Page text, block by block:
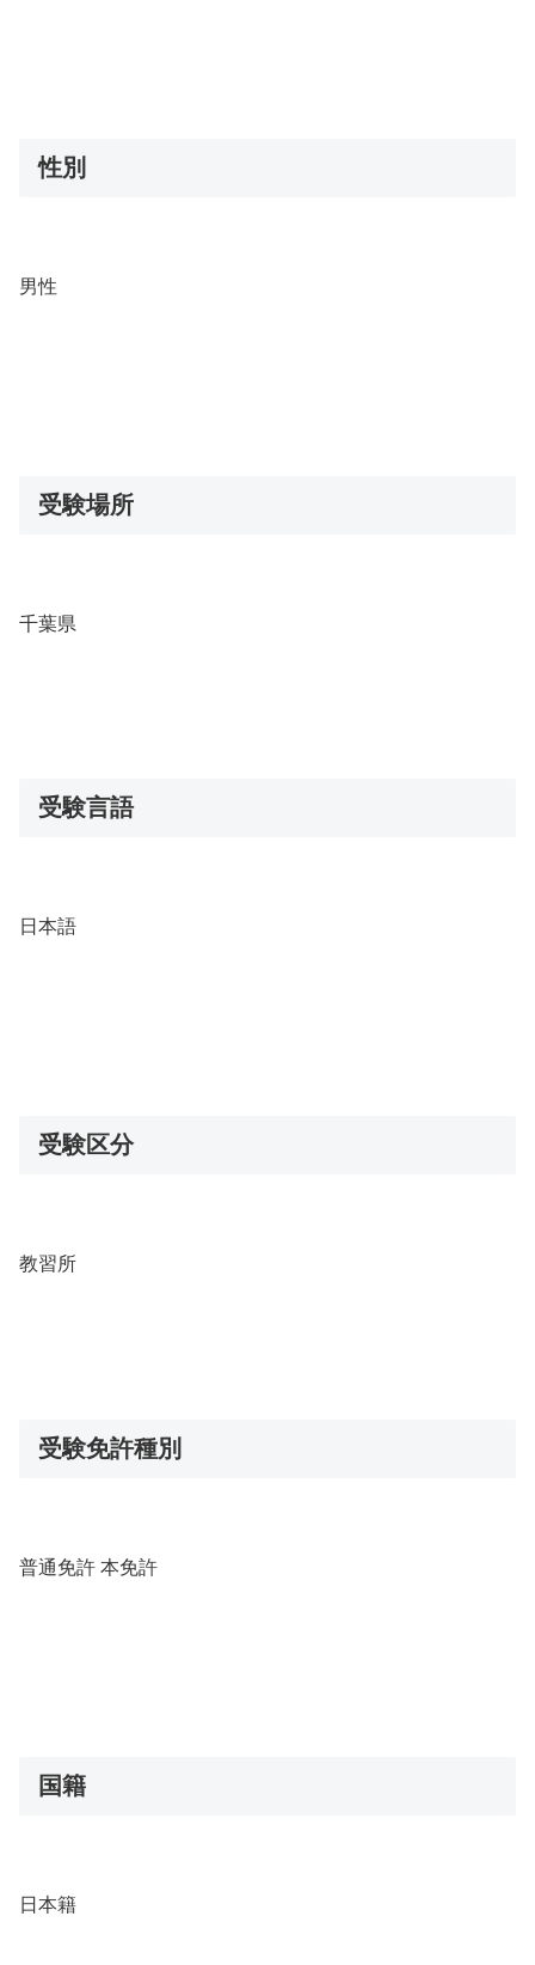
性別
男性
受験場所
千葉県
受験言語
日本語
受験区分
教習所
受験免許種別
普通免許 本免許
国籍
日本籍